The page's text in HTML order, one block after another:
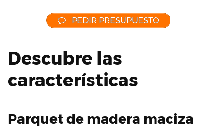
PEDIR PRESUPUESTO
Descubre las
características
Parquet de madera maciza